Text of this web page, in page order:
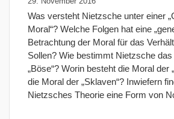
Was versteht Nietzsche unter einer
Moral“? Welche Folgen hat eine
Betrachtung der Moral für das
Sollen? Wie bestimmt Nietzsche das
„Böse“? Worin besteht die Moral der
die Moral der „Sklaven“? Inwiefern
Nietzsches Theorie eine Form von